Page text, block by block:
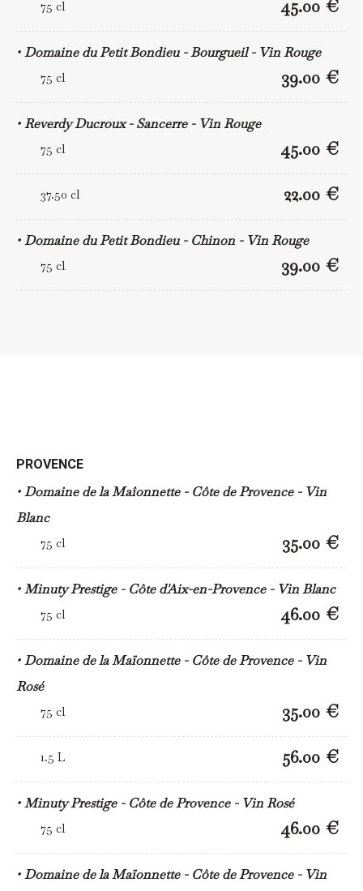
75 cl 45.00 €
Domaine du Petit Bondieu - Bourgueil - Vin Rouge
75 cl 39.00 €
Reverdy Ducroux - Sancerre - Vin Rouge
75 cl 45.00 €
37.50 cl 22.00 €
Domaine du Petit Bondieu - Chinon - Vin Rouge
75 cl 39.00 €
PROVENCE
Domaine de la Maîonnette - Côte de Provence - Vin
Blanc
75 cl 35.00 €
Minuty Prestige - Côte d'Aix-en-Provence - Vin Blanc
75 cl 46.00 €
Domaine de la Maïonnette - Côte de Provence - Vin
Rosé
75 cl 35.00 €
1.5 L 56.00 €
Minuty Prestige - Côte de Provence - Vin Rosé
75 cl 46.00 €
Domaine de la Maïonnette - Côte de Provence - Vin